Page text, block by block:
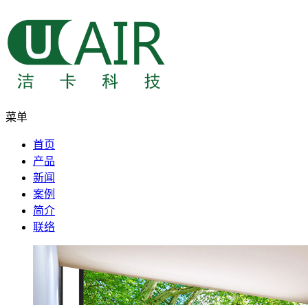
菜单
首页
产品
新闻
案例
简介
联络